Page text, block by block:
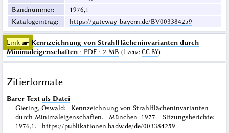
Bandnummer:
1976,1
Katalogeintrag: https://gateway-bayern.de/BV003384259
Link ☛ Kennzeichnung von Strahlflächeninvarianten durch
Minimaleigenschaften· PDF · 2 MB (Lizenz: CC BY)
Zitierformate
Barer Text als Datei
Giering, Oswald: Kennzeichnung von Strahlflächeninvarianten
durch Minimaleigenschaften. München 1977. Sitzungsberichte:
1976,1. https://publikationen.badw.de/de/003384259